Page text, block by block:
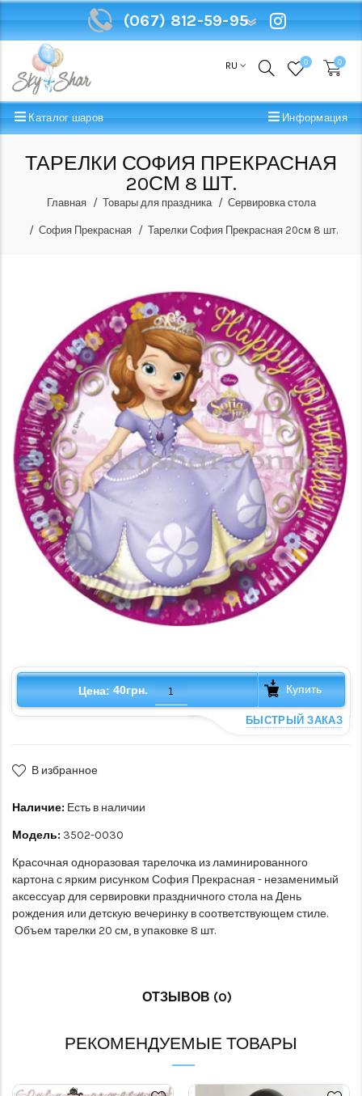
(067) 812-59-95
RU 0 0
Каталог шаров Информация
ТАРЕЛКИ СОФИЯ ПРЕКРАСНАЯ
20СМ 8 ШТ.
Главная Товары для праздника Сервировка стола
София Прекрасная Тарелки София Прекрасная 20см 8 шт.
Цена: 40грн. Купить
БЫСТРЫЙ ЗАКАЗ
В избранное
Наличие: Есть в наличии
Модель: 3502-0030
Красочная одноразовая тарелочка из ламинированного
картона с ярким рисунком София Прекрасная - незаменимый
аксессуар для сервировки праздничного стола на День
рождения или детскую вечеринку в соответствующем стиле.
Объем тарелки 20 см, в упаковке 8 шт.
ОТЗЫВОВ (0)
РЕКОМЕНДУЕМЫЕ ТОВАРЫ